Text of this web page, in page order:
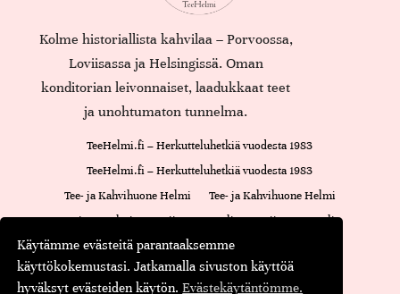
Kolme historiallista kahvilaa – Porvoossa,
Loviisassa ja Helsingissä. Oman
konditorian leivonnaiset, laadukkaat teet
ja unohtumaton tunnelma.
TeeHelmi.fi – Herkutteluhetkiä vuodesta 1983
TeeHelmi.fi – Herkutteluhetkiä vuodesta 1983
Tee- ja Kahvihuone Helmi
Tee- ja Kahvihuone Helmi
Cajsan Helmi
Loviisan Kappeli
Loviisan Kappeli
Oiva-raportti
Cajsan Helmi
Maustamaton tee
Maustettu tee Musta tee
Käytämme evästeitä parantaaksemme
käyttökokemustasi. Jatkamalla sivuston käyttöä
hyväksyt evästeiden käytön.Evästekäytäntömme.